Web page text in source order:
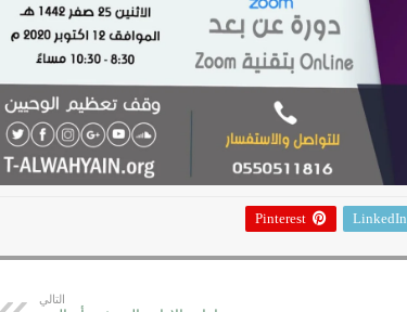
LinkedIn
Pinterest
التالي